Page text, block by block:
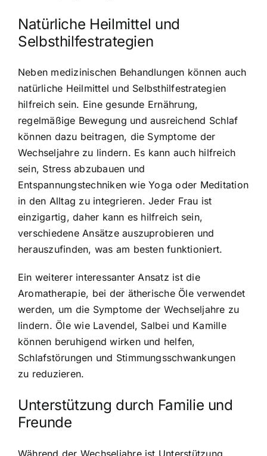
Natürliche Heilmittel und
Selbsthilfestrategien
Neben medizinischen Behandlungen können auch
natürliche Heilmittel und Selbsthilfestrategien
hilfreich sein. Eine gesunde Ernährung,
regelmäßige Bewegung und ausreichend Schlaf
können dazu beitragen, die Symptome der
Wechseljahre zu lindern. Es kann auch hilfreich
sein, Stress abzubauen und
Entspannungstechniken wie Yoga oder Meditation
in den Alltag zu integrieren. Jeder Frau ist
einzigartig, daher kann es hilfreich sein,
verschiedene Ansätze auszuprobieren und
herauszufinden, was am besten funktioniert.
Ein weiterer interessanter Ansatz ist die
Aromatherapie, bei der ätherische Öle verwendet
werden, um die Symptome der Wechseljahre zu
lindern. Öle wie Lavendel, Salbei und Kamille
können beruhigend wirken und helfen,
Schlafstörungen und Stimmungsschwankungen
zu reduzieren.
Unterstützung durch Familie und
Freunde
Während der Wechseljahre ist Unterstützung